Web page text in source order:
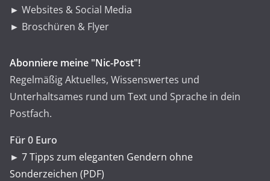
► Websites & Social Media
► Broschüren & Flyer
Abonniere meine "Nic-Post"!
Regelmäßig Aktuelles, Wissenswertes und
Unterhaltsames rund um Text und Sprache in dein
Postfach.
Für 0 Euro
► 7 Tipps zum eleganten Gendern ohne
Sonderzeichen (PDF)